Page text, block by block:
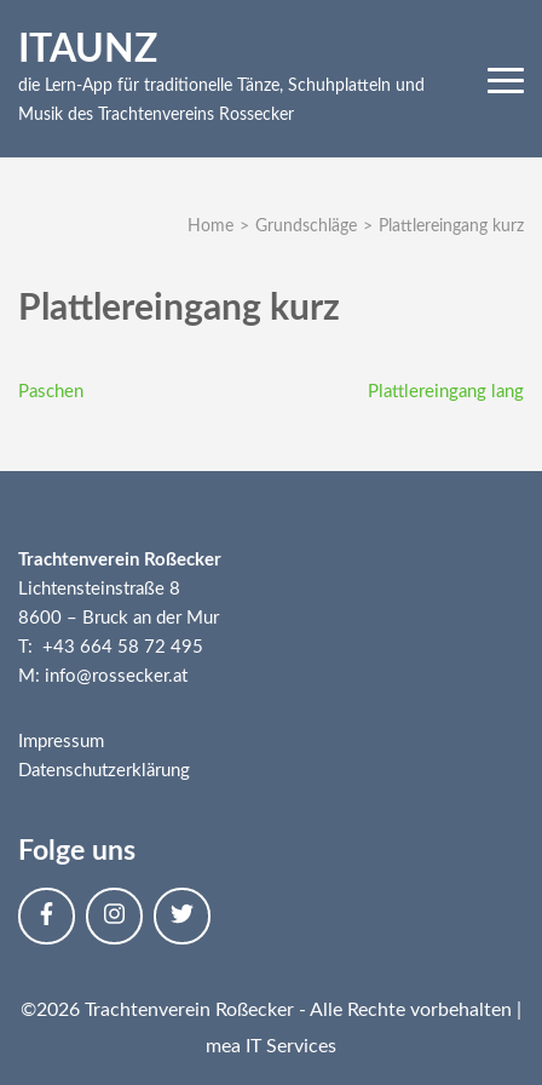
ITAUNZ
die Lern-App für traditionelle Tänze, Schuhplatteln und
Musik des Trachtenvereins Rossecker
Home > Grundschläge > Plattlereingang kurz
Plattlereingang kurz
Beitragsnavigation
Paschen Plattlereingang lang
Trachtenverein Roßecker
Lichtensteinstraße 8
8600 – Bruck an der Mur
T: +43 664 58 72 495
M: info@rossecker.at
Impressum
Datenschutzerklärung
Folge uns
©2026 Trachtenverein Roßecker - Alle Rechte vorbehalten |
mea IT Services